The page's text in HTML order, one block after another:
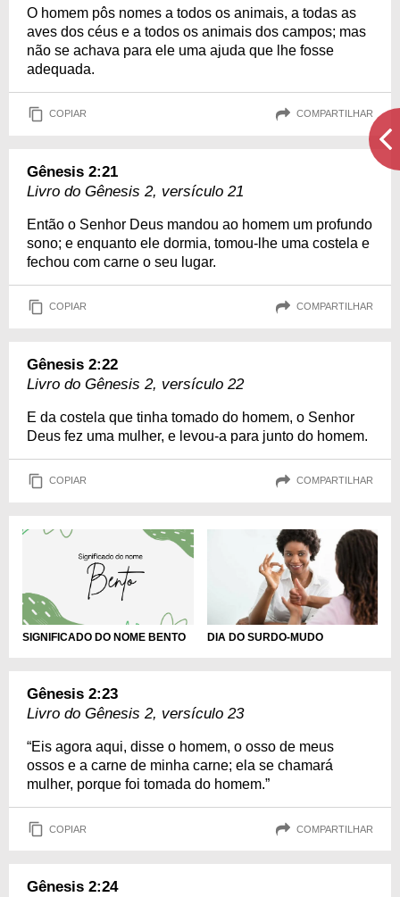
O homem pôs nomes a todos os animais, a todas as
aves dos céus e a todos os animais dos campos; mas
não se achava para ele uma ajuda que lhe fosse
adequada.
COPIAR COMPARTILHAR
Gênesis 2:21
Livro do Gênesis 2, versículo 21
Então o Senhor Deus mandou ao homem um profundo
sono; e enquanto ele dormia, tomou-lhe uma costela e
fechou com carne o seu lugar.
COPIAR COMPARTILHAR
Gênesis 2:22
Livro do Gênesis 2, versículo 22
E da costela que tinha tomado do homem, o Senhor
Deus fez uma mulher, e levou-a para junto do homem.
COPIAR COMPARTILHAR
SIGNIFICADO DO NOME BENTO DIA DO SURDO-MUDO
Gênesis 2:23
Livro do Gênesis 2, versículo 23
“Eis agora aqui, disse o homem, o osso de meus
ossos e a carne de minha carne; ela se chamará
mulher, porque foi tomada do homem.”
COPIAR COMPARTILHAR
Gênesis 2:24